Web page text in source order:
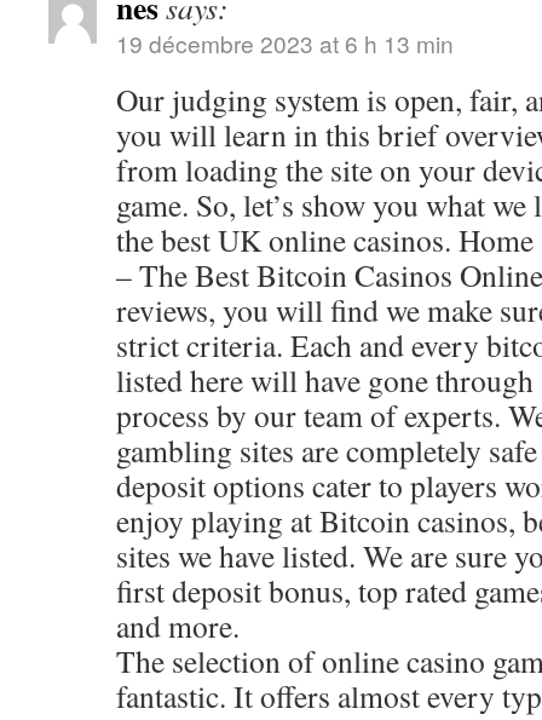
19 décembre 2023 at 6 h 13 min
Our judging system is open, fair,
you will learn in this brief
from loading the site on your
game. So, let’s show you what
the best UK online casinos.
– The Best Bitcoin Casinos
reviews, you will find we make
strict criteria. Each and every
listed here will have gone
process by our team of experts.
gambling sites are completely
deposit options cater to players
enjoy playing at Bitcoin casinos,
sites we have listed. We are sure
first deposit bonus, top rated
and more.
The selection of online casino
fantastic. It offers almost every